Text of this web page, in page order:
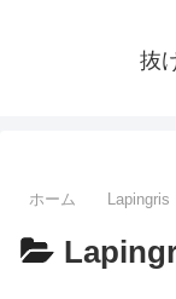
抜
ホーム Lapingris